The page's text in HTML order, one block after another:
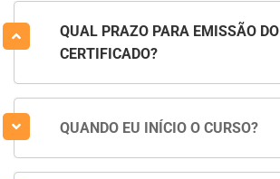
QUAL PRAZO PARA EMISSÃO DO
CERTIFICADO?
QUANDO EU INÍCIO O CURSO?